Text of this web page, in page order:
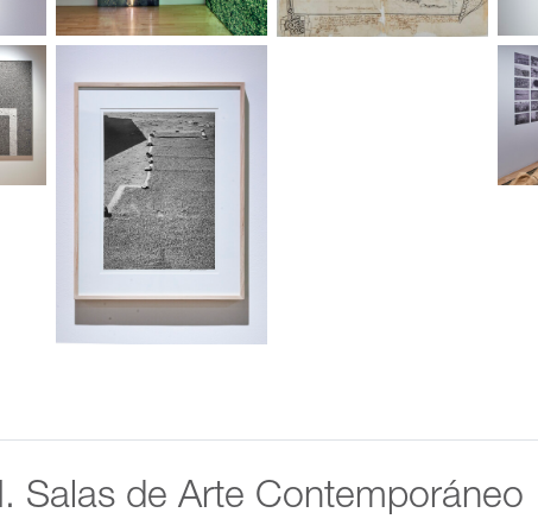
Salas de Arte Contemporáneo